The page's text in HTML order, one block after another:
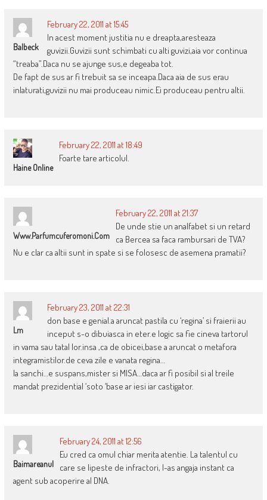
Balbeck
February 22, 2011 at 15:45
In acest moment justitia nu e dreapta,aresteaza
guvizii.Guvizii sunt schimbati cu alti guvizi,aia vor continua
“treaba”.Daca nu se ajunge sus,e degeaba tot.
De fapt de sus ar fi trebuit sa se inceapa.Daca aia de sus erau
inlaturati,guvizii nu mai produceau nimic.Ei produceau pentru altii.
Haine Online
February 22, 2011 at 18:49
Foarte tare articolul.
Www.parfumcuferomoni.com
February 22, 2011 at 21:37
De unde stie un analfabet si un retard
ca Bercea sa faca rambursari de TVA?
Nu e clar ca altii sunt in spate si se folosesc de asemena pramatii?
Lm
February 23, 2011 at 22:31
don base e genial.a aruncat pastila cu ‘regina’ si fraierii au
inceput s-o dibuiasca in eter.e logic sa fie cineva tartorul
in vama sau tatal lor.insa ,ca de obicei,base a aruncat o metafora
integramistilor.de ceva zile e vanata regina…
la sanchi…e suspans,mister si MISA…daca ar fi posibil si al treile
mandat prezidential ‘soto ‘base ar iesi iar castigator.
Baimareanul
February 24, 2011 at 12:56
Eu cred ca omul chiar merita atentie. La talentul cu
care se lipeste de infractori, l-as angaja instant ca
agent sub acoperire al DNA.